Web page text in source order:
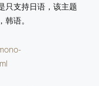
只支持日语，该主题
语。